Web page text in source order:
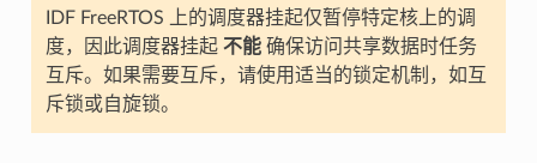
IDF FreeRTOS 上的调度器挂起仅暂停特定核上的调
度，因此调度器挂起 不能确保访问共享数据时任务
互斥。如果需要互斥，请使用适当的锁定机制，如互
斥锁或自旋锁。